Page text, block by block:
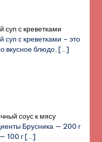
суп с креветками
суп с креветками – это
вкусное блюдо,[…]
соус к мясу
Брусника — 200 г
100 г[…]